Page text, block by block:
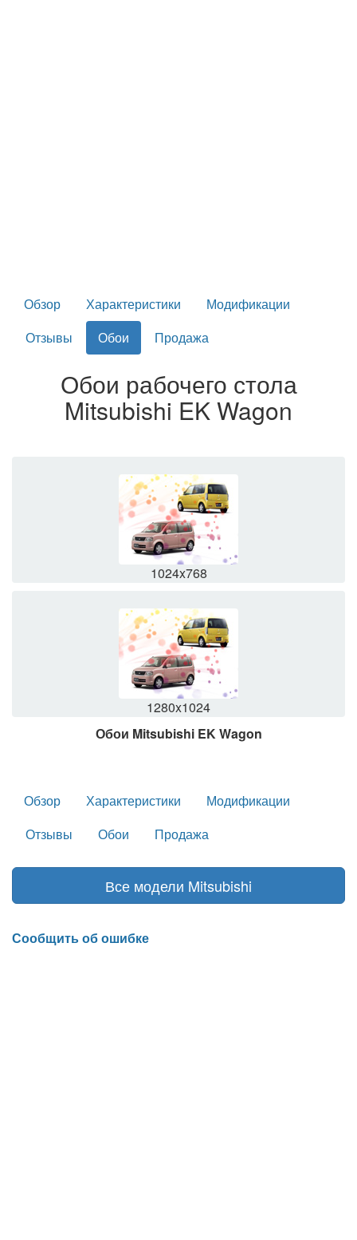
Обзор Характеристики
Модификации
Отзывы
Обои Продажа
Обои рабочего стола
Mitsubishi EK Wagon
1024x768
1280x1024
Обои Mitsubishi EK Wagon
Обзор Характеристики
Модификации
Отзывы
Обои Продажа
Все модели Mitsubishi
Сообщить об ошибке